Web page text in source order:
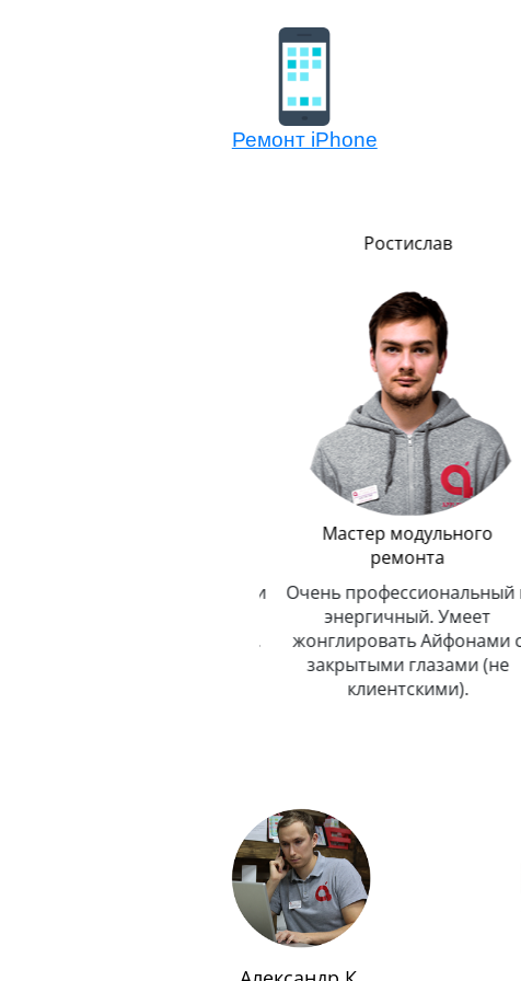
Ремонт iPhone
Ростислав
Мастер модульного
ремонта
Очень профессиональный и
энергичный. Умеет
жонглировать Айфонами с
закрытыми глазами (не
клиентскими).